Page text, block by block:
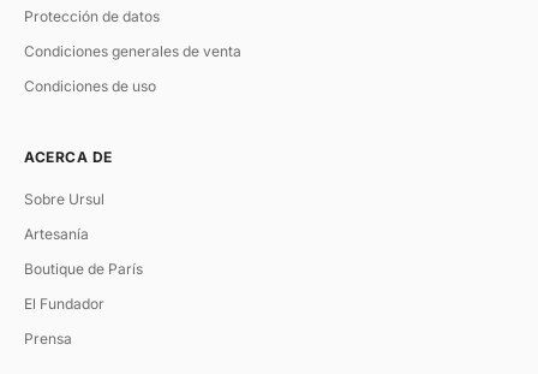
Protección de datos
Condiciones generales de venta
Condiciones de uso
ACERCA DE
Sobre Ursul
Artesanía
Boutique de París
El Fundador
Prensa